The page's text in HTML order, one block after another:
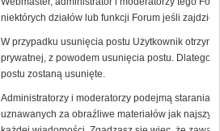
niektórych działów lub funkcji Forum jeśli zajdzie
W przypadku usunięcia postu Użytkownik
prywatnej, z powodem usunięcia postu. Dlatego
postu zostaną usunięte.
Administratorzy i moderatorzy podejmą starania
uznawanych za obraźliwe materiałów jak